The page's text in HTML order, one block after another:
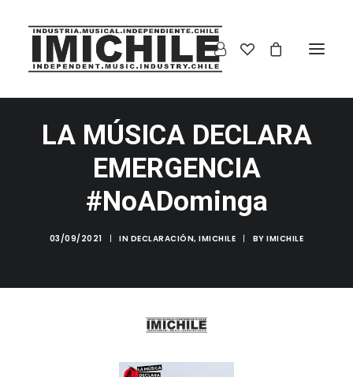
LA MÚSICA DECLARA
EMERGENCIA
#NoADominga
03/09/2021 | IN DECLARACIÓN,IMICHILE | BYIMICHILE